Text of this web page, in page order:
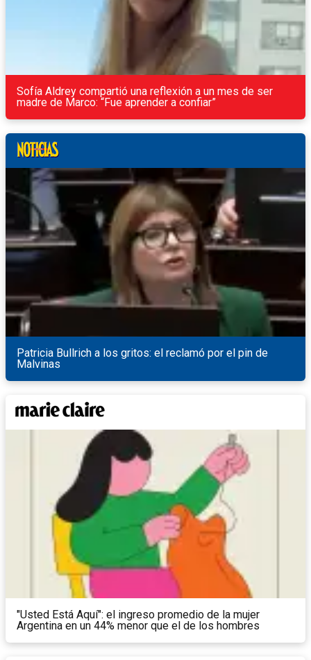
Sofía Aldrey compartió una reflexión a un mes de ser
madre de Marco: “Fue aprender a confiar”
Patricia Bullrich a los gritos: el reclamó por el pin de
Malvinas
"Usted Está Aquí": el ingreso promedio de la mujer
Argentina en un 44% menor que el de los hombres